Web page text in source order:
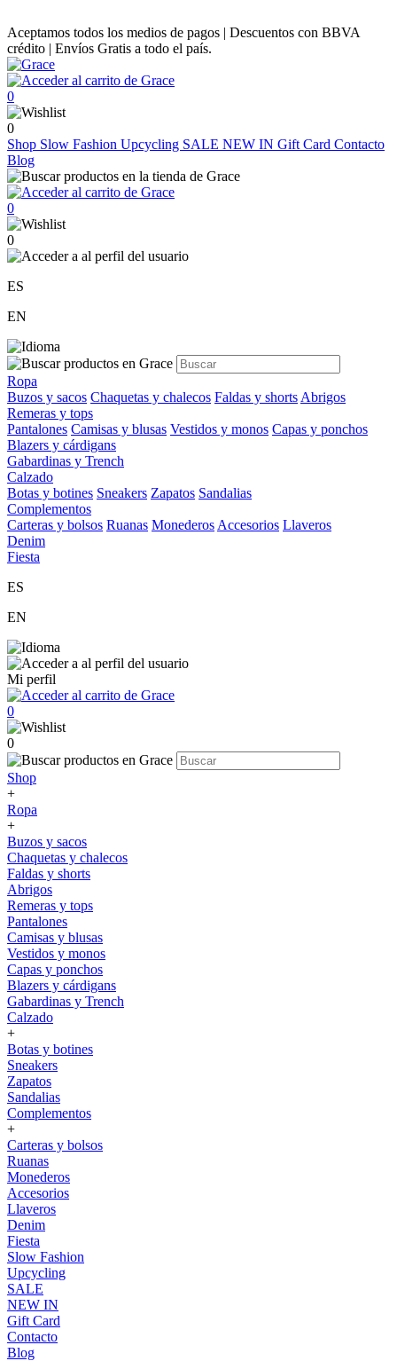
Aceptamos todos los medios de pagos | Descuentos con BBVA
crédito | Envíos Gratis a todo el país.
0
0
Shop Slow Fashion Upcycling SALE NEW IN Gift Card Contacto
Blog
0
0
ES
EN
Ropa
Buzos y sacos Chaquetas y chalecos Faldas y shorts Abrigos
Remeras y tops
Pantalones Camisas y blusas Vestidos y monos Capas y ponchos
Blazers y cárdigans
Gabardinas y Trench
Calzado
Botas y botines Sneakers Zapatos Sandalias
Complementos
Carteras y bolsos Ruanas Monederos Accesorios Llaveros
Denim
Fiesta
ES
EN
Mi perfil
0
0
Shop
+
Ropa
+
Buzos y sacos
Chaquetas y chalecos
Faldas y shorts
Abrigos
Remeras y tops
Pantalones
Camisas y blusas
Vestidos y monos
Capas y ponchos
Blazers y cárdigans
Gabardinas y Trench
Calzado
+
Botas y botines
Sneakers
Zapatos
Sandalias
Complementos
+
Carteras y bolsos
Ruanas
Monederos
Accesorios
Llaveros
Denim
Fiesta
Slow Fashion
Upcycling
SALE
NEW IN
Gift Card
Contacto
Blog